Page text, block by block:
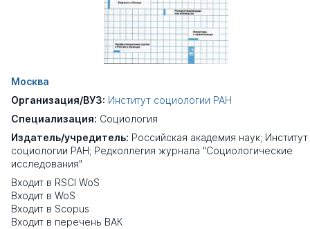
Москва
Организация/ВУЗ: Институт социологии РАН
Специализация: Социология
Издатель/учредитель: Российская академия наук; Институт
социологии РАН; Редколлегия журнала "Социологические
исследования"
Входит в RSCI WoS
Входит в WoS
Входит в Scopus
Входит в перечень ВАК